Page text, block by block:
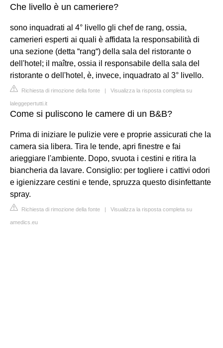
Che livello è un cameriere?
sono inquadrati al 4° livello gli chef de rang, ossia,
camerieri esperti ai quali è affidata la responsabilità di
una sezione (detta “rang“) della sala del ristorante o
dell'hotel; il maître, ossia il responsabile della sala del
ristorante o dell'hotel, è, invece, inquadrato al 3° livello.
Richiesta di rimozione della fonte | Visualizza la risposta completa su
laleggepertutti.it
Come si puliscono le camere di un B&B?
Prima di iniziare le pulizie vere e proprie assicurati che la
camera sia libera. Tira le tende, apri finestre e fai
arieggiare l'ambiente. Dopo, svuota i cestini e ritira la
biancheria da lavare. Consiglio: per togliere i cattivi odori
e igienizzare cestini e tende, spruzza questo disinfettante
spray.
Richiesta di rimozione della fonte | Visualizza la risposta completa su
amedics.eu